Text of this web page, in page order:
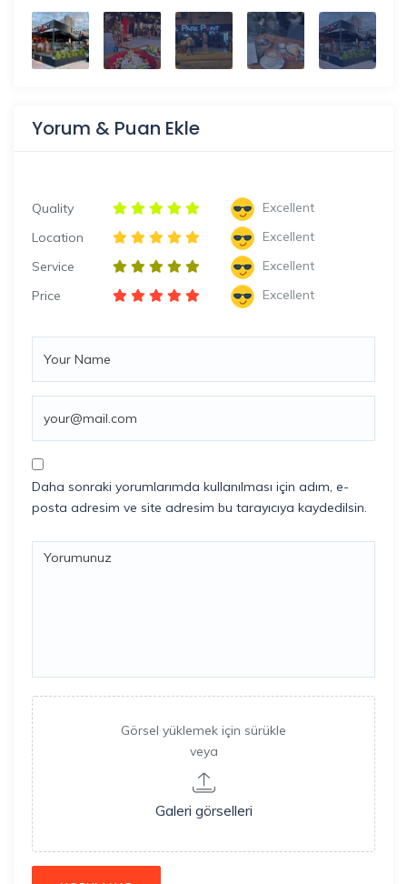
Yorum & Puan Ekle
Quality
Excellent
Location
Excellent
Service
Excellent
Price
Excellent
Daha sonraki yorumlarımda kullanılması için adım, e-
posta adresim ve site adresim bu tarayıcıya kaydedilsin.
Görsel yüklemek için sürükle
veya
Galeri görselleri